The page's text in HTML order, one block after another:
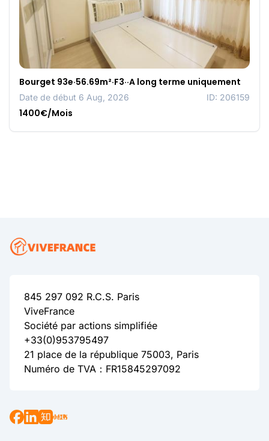
Bourget 93e·56.69m²·F3··A long terme uniquement
Date de début 6 Aug, 2026 ID: 206159
1400€/Mois
845 297 092 R.C.S. Paris
ViveFrance
Société par actions simplifiée
+33(0)953795497
21 place de la république 75003, Paris
Numéro de TVA：FR15845297092